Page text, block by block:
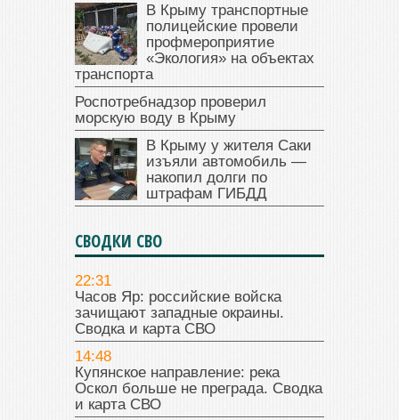
В Крыму транспортные
полицейские провели
профмероприятие
«Экология» на объектах
транспорта
Роспотребнадзор проверил
морскую воду в Крыму
В Крыму у жителя Саки
изъяли автомобиль —
накопил долги по
штрафам ГИБДД
СВОДКИ СВО
22:31
Часов Яр: российские войска
зачищают западные окраины.
Сводка и карта СВО
14:48
Купянское направление: река
Оскол больше не преграда. Сводка
и карта СВО